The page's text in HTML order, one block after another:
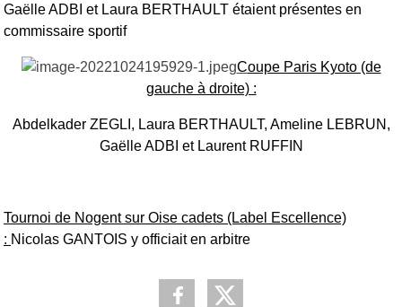
Gaëlle ADBI et Laura BERTHAULT étaient présentes en
commissaire sportif
Coupe Paris Kyoto (de
gauche à droite) :
Abdelkader ZEGLI, Laura BERTHAULT, Ameline LEBRUN,
Gaëlle ADBI et Laurent RUFFIN
Tournoi de Nogent sur Oise cadets (Label Escellence)
: Nicolas GANTOIS y officiait en arbitre